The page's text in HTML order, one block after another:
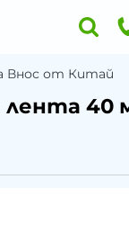
Внос от Китай
40